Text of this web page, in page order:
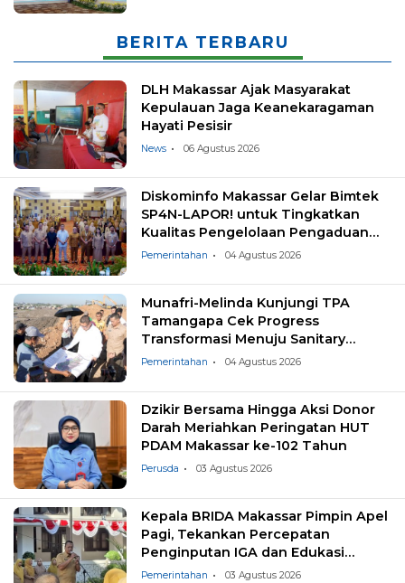
BERITA TERBARU
DLH Makassar Ajak Masyarakat
Kepulauan Jaga Keanekaragaman
Hayati Pesisir
News 06 Agustus 2026
Diskominfo Makassar Gelar Bimtek
SP4N-LAPOR! untuk Tingkatkan
Kualitas Pengelolaan Pengaduan
Masyarakat
Pemerintahan 04 Agustus 2026
Munafri-Melinda Kunjungi TPA
Tamangapa Cek Progress
Transformasi Menuju Sanitary
Landfill
Pemerintahan 04 Agustus 2026
Dzikir Bersama Hingga Aksi Donor
Darah Meriahkan Peringatan HUT
PDAM Makassar ke-102 Tahun
Perusda 03 Agustus 2026
Kepala BRIDA Makassar Pimpin Apel
Pagi, Tekankan Percepatan
Penginputan IGA dan Edukasi
Pemilahan Sampah
Pemerintahan 03 Agustus 2026